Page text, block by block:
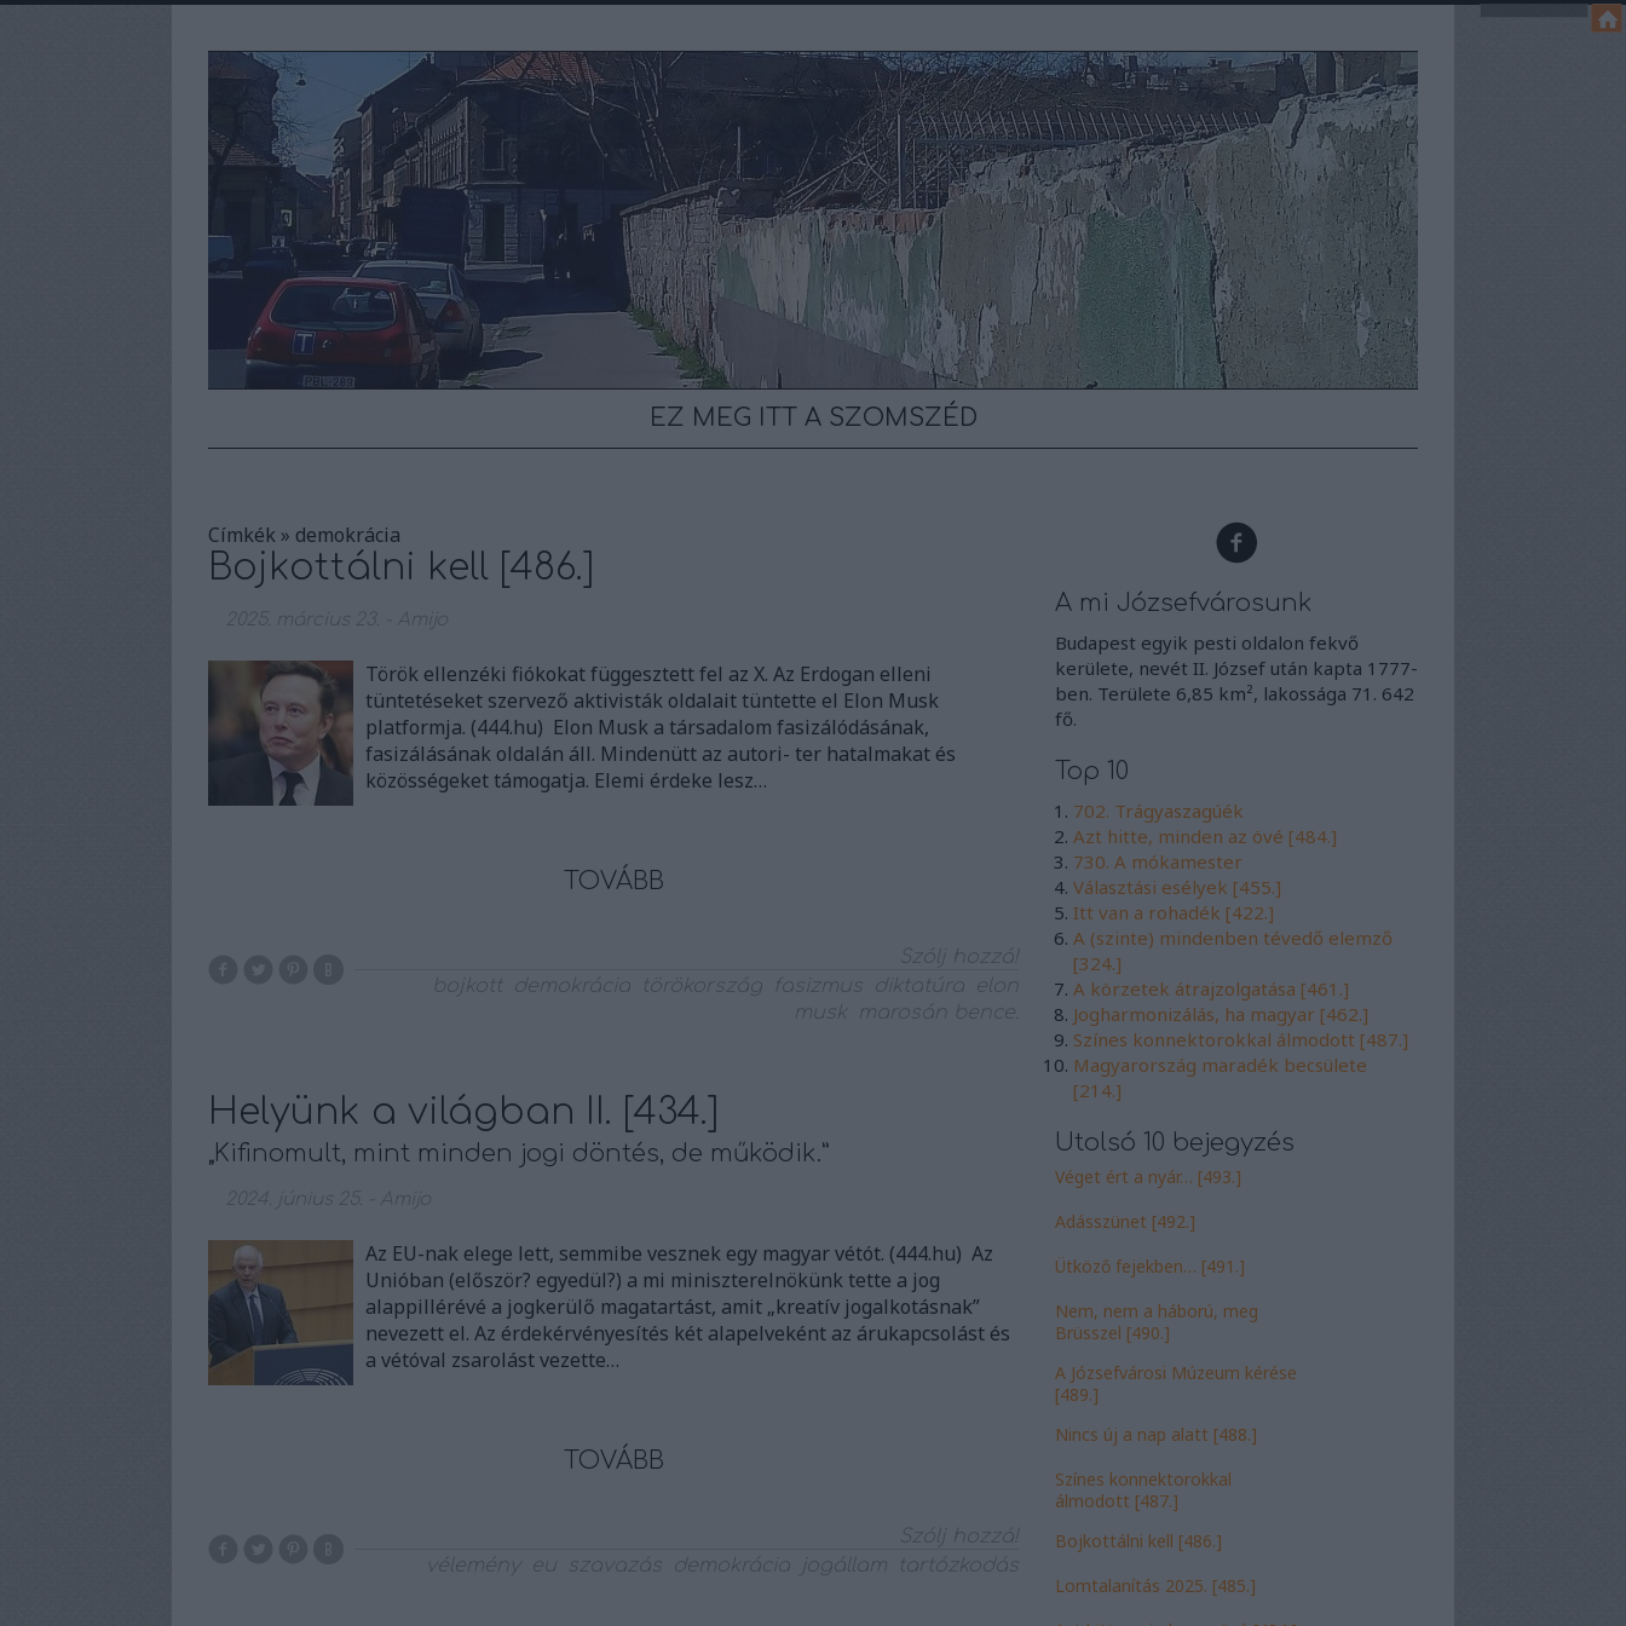
EZ MEG ITT A SZOMSZÉD
Címkék» demokrácia
Bojkottálni kell [486.]
2025. március 23. Amijo
Török ellenzéki fiókokat függesztett fel az X. Az Erdogan elleni
tüntetéseket szervező aktivisták oldalait tüntette el Elon Musk
platformja. (444.hu) Elon Musk a társadalom fasizálódásának,
fasizálásának oldalán áll. Mindenütt az autori- ter hatalmakat és
közösségeket támogatja. Elemi érdeke lesz…
TOVÁBB
Szólj hozzá!
bojkott
demokrácia törökország fasizmus diktatúra
elon
musk
marosán bence.
Helyünk a világban II. [434.]
„Kifinomult, mint minden jogi döntés, de működik.”
2024. június 25. Amijo
Az EU-nak elege lett, semmibe vesznek egy magyar vétót. (444.hu) Az
Unióban (először? egyedül?) a mi miniszterelnökünk tette a jog
alappillérévé a jogkerülő magatartást, amit „kreatív jogalkotásnak”
nevezett el. Az érdekérvényesítés két alapelveként az árukapcsolást és
a vétóval zsarolást vezette…
TOVÁBB
Szólj hozzá!
vélemény
eu szavazás demokrácia jogállam tartózkodás
A mi Józsefvárosunk
Budapest egyik pesti oldalon fekvő
kerülete, nevét II. József után kapta 1777-
ben. Területe 6,85 km², lakossága 71. 642
fő.
Top 10
702. Trágyaszagúék
Azt hitte, minden az övé [484.]
730. A mókamester
Választási esélyek [455.]
Itt van a rohadék [422.]
A (szinte) mindenben tévedő elemző
[324.]
A körzetek átrajzolgatása [461.]
Jogharmonizálás, ha magyar [462.]
Színes konnektorokkal álmodott [487.]
Magyarország maradék becsülete
[214.]
Utolsó 10 bejegyzés
Véget ért a nyár… [493.]
Adásszünet [492.]
Ütköző fejekben… [491.]
Nem, nem a háború, meg
Brüsszel [490.]
A Józsefvárosi Múzeum kérése
[489.]
Nincs új a nap alatt [488.]
Színes konnektorokkal
álmodott [487.]
Bojkottálni kell [486.]
Lomtalanítás 2025. [485.]